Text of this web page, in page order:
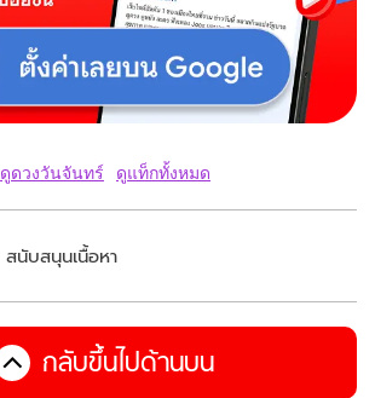
ดูดวงวันจันทร์ ดูแท็กทั้งหมด
สนับสนุนเนื้อหา
กลับขึ้นไปด้านบน